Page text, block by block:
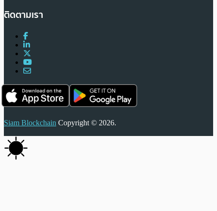
ติดตามเรา
Siam Blockchain Copyright © 2026.